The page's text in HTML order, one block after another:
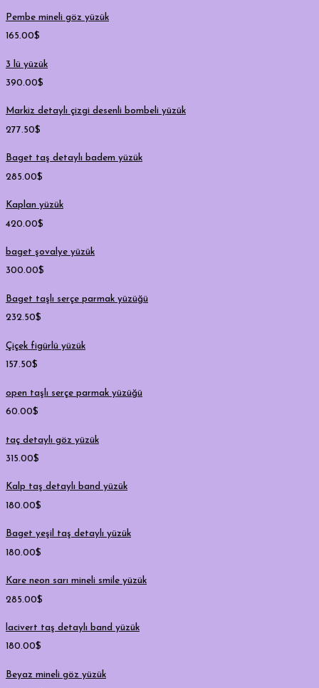
Pembe mineli göz yüzük
165.00$
3 lü yüzük
390.00$
Markiz detaylı çizgi desenli bombeli yüzük
277.50$
Baget taş detaylı badem yüzük
285.00$
Kaplan yüzük
420.00$
baget şovalye yüzük
300.00$
Baget taşlı serçe parmak yüzüğü
232.50$
Çiçek figürlü yüzük
157.50$
open taşlı serçe parmak yüzüğü
60.00$
taç detaylı göz yüzük
315.00$
Kalp taş detaylı band yüzük
180.00$
Baget yeşil taş detaylı yüzük
180.00$
Kare neon sarı mineli smile yüzük
285.00$
lacivert taş detaylı band yüzük
180.00$
Beyaz mineli göz yüzük